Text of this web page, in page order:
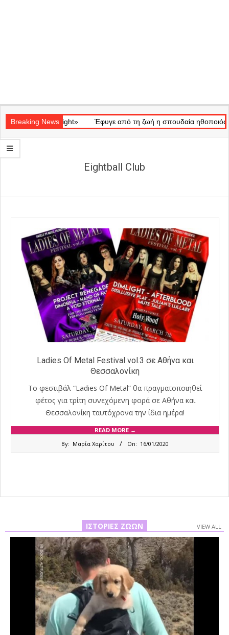
Navigation
Menu
Breaking News
«Ray of Light» Έφυγε από τη ζωή η σπουδαία ηθοποιός Μάρω
Eightball Club
Ladies Of Metal Festival vol.3 σε Αθήνα και
Θεσσαλονίκη
Το φεστιβάλ “Ladies Of Metal” θα πραγματοποιηθεί
φέτος για τρίτη συνεχόμενη φορά σε Αθήνα και
Θεσσαλονίκη ταυτόχρονα την ίδια ημέρα!
READ MORE →
By: Μαρία Χαρίτου On: 16/01/2020
ΙΣΤΟΡΊΕΣ ΖΏΩΝ VIEW ALL